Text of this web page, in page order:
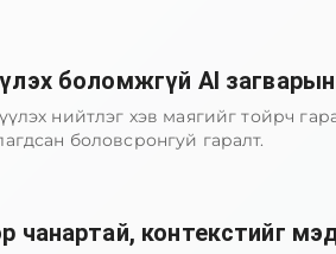
боломжгүй AI
нийтлэг хэв маягийг тойрч
боловсронгуй гаралт.
чанартай, контекстийг